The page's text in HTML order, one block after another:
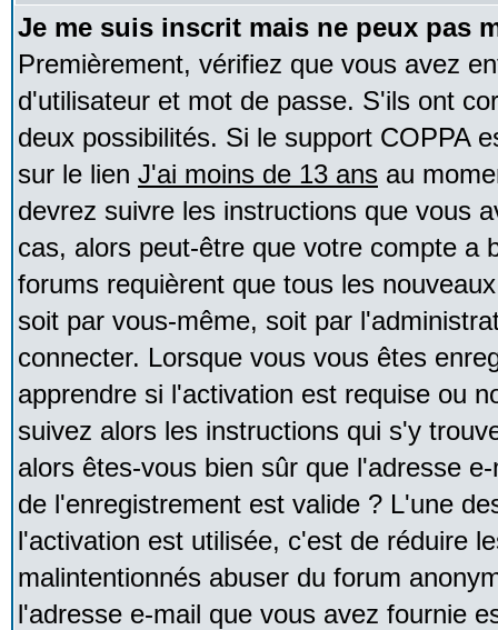
Je me suis inscrit mais ne peux pas
Premièrement, vérifiez que vous avez
d'utilisateur et mot de passe. S'ils ont
deux possibilités. Si le support COPPA
sur le lien J'ai moins de 13 ans au
devrez suivre les instructions que vous
cas, alors peut-être que votre compte a
forums requièrent que tous les
soit par vous-même, soit par
connecter. Lorsque vous vous êtes
apprendre si l'activation est requise ou
suivez alors les instructions qui s'y
alors êtes-vous bien sûr que l'adresse
de l'enregistrement est valide ? L'une
l'activation est utilisée, c'est de réduire
malintentionnés abuser du forum
l'adresse e-mail que vous avez fournie